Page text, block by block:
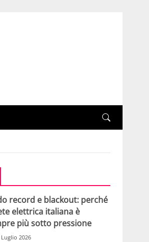
record e blackout: perché
elettrica italiana è
più sotto pressione
Luglio 2026